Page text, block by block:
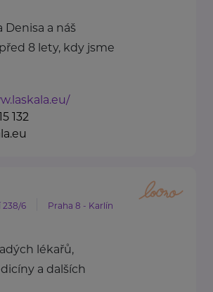
Denisa a náš
8 lety, kdy jsme
132
238/6 Praha 8 - Karlín
lékařů,
a dalších